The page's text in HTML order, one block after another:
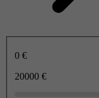
0 €
20000 €